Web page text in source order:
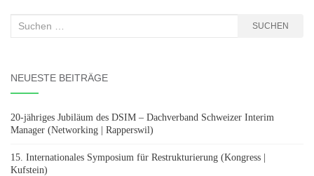
Suchen
SUCHEN
NEUESTE BEITRÄGE
20-jähriges Jubiläum des DSIM – Dachverband Schweizer Interim
Manager (Networking | Rapperswil)
15. Internationales Symposium für Restrukturierung (Kongress |
Kufstein)